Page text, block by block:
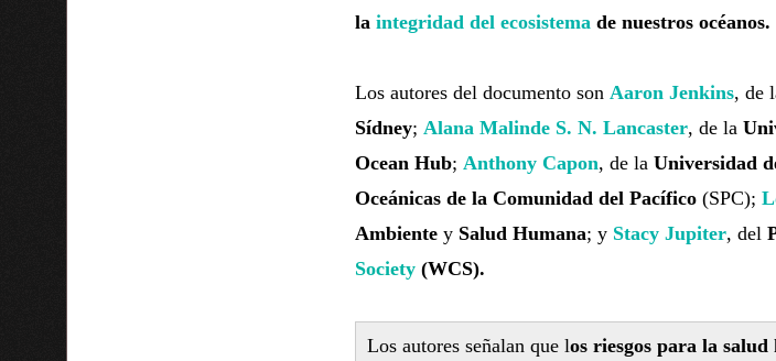
la integridad del ecosistemade nuestros océanos.
Los autores del documento son Aaron Jenkins, de
Sídney; Alana Malinde S. N. Lancaster, de la
Ocean Hub; Anthony Capon, de laUniversidad
Oceánicas de la Comunidad del Pacífico (SPC);
Ambiente y Salud Humana; y Stacy Jupiter, del
Society(WCS).
Los autores señalan que los riesgos para la